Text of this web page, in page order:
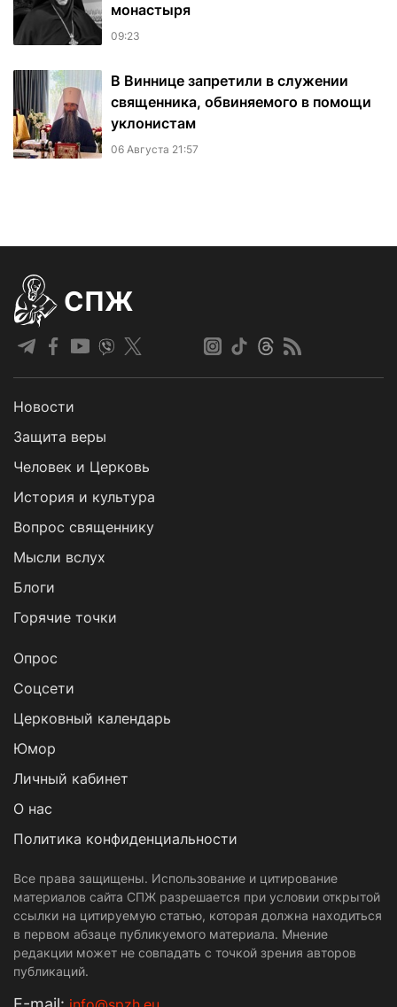
монастыря
09:23
В Виннице запретили в служении
священника, обвиняемого в помощи
уклонистам
06 Августа 21:57
СПЖ
Новости
Защита веры
Человек и Церковь
История и культура
Вопрос священнику
Мысли вслух
Блоги
Горячие точки
Опрос
Cоцсети
Церковный календарь
Юмор
Личный кабинет
О нас
Политика конфиденциальности
Все права защищены. Использование и цитирование
материалов сайта СПЖ разрешается при условии открытой
ссылки на цитируемую статью, которая должна находиться
в первом абзаце публикуемого материала. Мнение
редакции может не совпадать с точкой зрения авторов
публикаций.